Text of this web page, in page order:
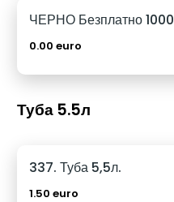
ЧЕРНО Безплатно 1000
0.00 euro
Туба 5.5л
337. Туба 5,5л.
1.50 euro